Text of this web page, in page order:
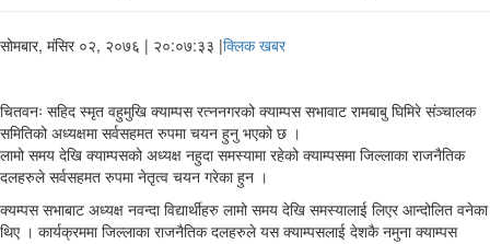
सोमबार, मंसिर ०२, २०७६ | २०:०७:३३ |क्लिक खबर
चितवनः सहिद स्मृत वहुमुखि क्याम्पस रत्ननगरको क्याम्पस सभावाट रामबाबु घिमिरे संञ्चालक
समितिको अध्यक्षमा सर्वसहमत रुपमा चयन हुनु भएको छ ।
लामो समय देखि क्याम्पसको अध्यक्ष नहुदा समस्यामा रहेको क्याम्पसमा जिल्लाका राजनैतिक
दलहरुले सर्वसहमत रुपमा नेतृत्व चयन गरेका हुन ।
क्यम्पस सभाबाट अध्यक्ष नवन्दा विद्यार्थीहरु लामो समय देखि समस्यालाई लिएर आन्दोलित वनेका
थिए । कार्यक्रममा जिल्लाका राजनैतिक दलहरुले यस क्याम्पसलाई देशकै नमुना क्याम्पस